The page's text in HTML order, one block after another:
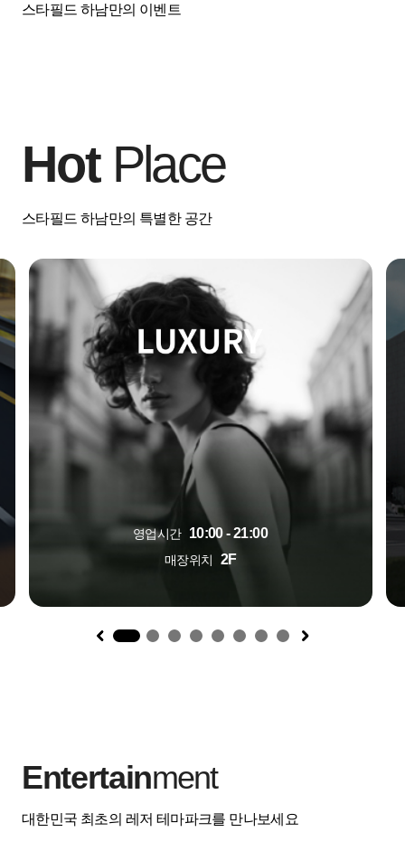
스타필드 하남만의 이벤트
HotPlace
스타필드 하남만의 특별한 공간
영업시간 10:00 - 21:00
매장위치 2F
1
Entertainment
대한민국 최초의 레저 테마파크를 만나보세요